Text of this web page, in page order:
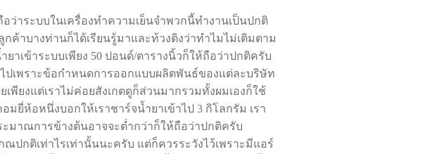
ว่าระบบในเครื่องทำความเย็นจำพวกนี้ทำงานเป็นปกติ
ค้าบางท่านก็ได้เรียนรู้มาและท้วงติงว่าทำไมไม่เติมตาม
าเข้าระบบเพียง 50 ปอนด์/ตารางนิ้วก็ให้ถือว่าปกติครับ
ปเพราะข้อกำหนดการออกแบบผลิตพันธ์ของแต่ละบริษัท
เพียงแต่เราไม่ค่อยสังเกตดูก็ส่วนมากรวมทั้งผมเองก็ใช้
ยี่ห้อหนึ่งบอกให้เราชาร์จน้ำยาเข้าไป 3 กิโลกรัม เรา
ะมาณการข้างต้นอาจจะต่ำกว่าก็ให้ถือว่าปกติครับ
ณปกติเท่าไรเท่านั้นนะครับ แต่ก็ควรระวังไว้เพราะมีแอร์